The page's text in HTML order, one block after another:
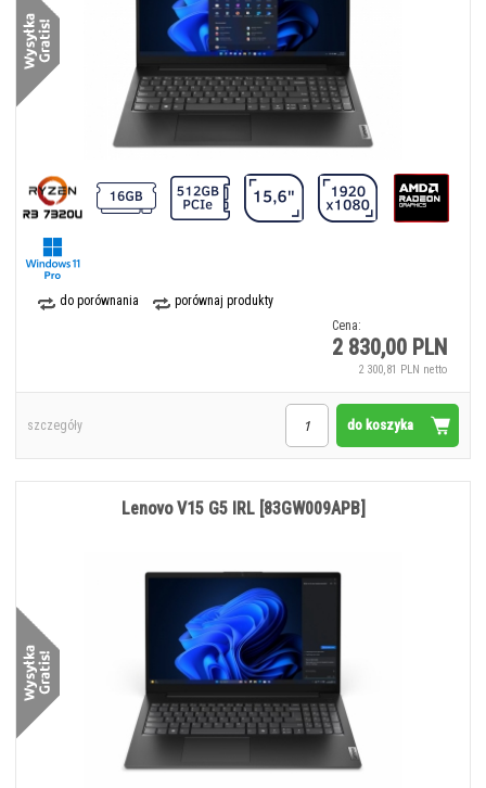
do porównania
porównaj produkty
Cena:
2 830,00 PLN
2 300,81 PLN netto
do koszyka
szczegóły
Lenovo V15 G5 IRL [83GW009APB]